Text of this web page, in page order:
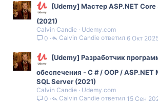
[Udemy] Мастер ASP.NET Core
(2021)
Calvin Candie
Udemy.com
0
6 Окт
Calvin Candie
[Udemy] Разработчик
обеспечения - C # / OOP / ASP.NET
SQL Server (2021)
Calvin Candie
Udemy.com
0
15 Сен
Calvin Candie